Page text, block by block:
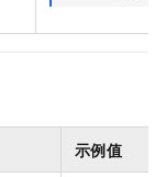
示例值